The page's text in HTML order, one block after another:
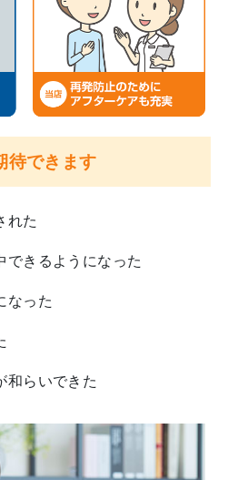
待できます
れた
できるようになった
なった
和らいできた